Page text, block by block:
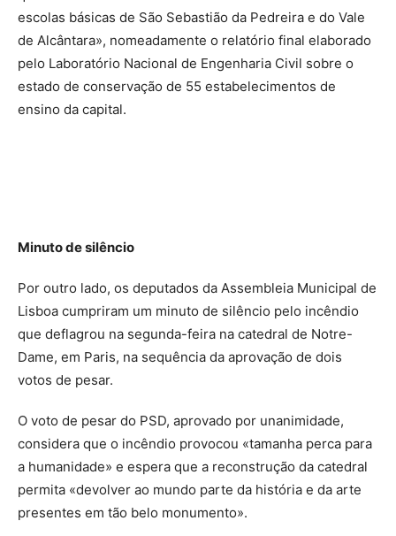
escolas básicas de São Sebastião da Pedreira e do Vale
de Alcântara», nomeadamente o relatório final elaborado
pelo Laboratório Nacional de Engenharia Civil sobre o
estado de conservação de 55 estabelecimentos de
ensino da capital.
Minuto de silêncio
Por outro lado, os deputados da Assembleia Municipal de
Lisboa cumpriram um minuto de silêncio pelo incêndio
que deflagrou na segunda-feira na catedral de Notre-
Dame, em Paris, na sequência da aprovação de dois
votos de pesar.
O voto de pesar do PSD, aprovado por unanimidade,
considera que o incêndio provocou «tamanha perca para
a humanidade» e espera que a reconstrução da catedral
permita «devolver ao mundo parte da história e da arte
presentes em tão belo monumento».